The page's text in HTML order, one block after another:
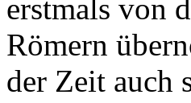
erstmals von
Römern
der Zeit auch